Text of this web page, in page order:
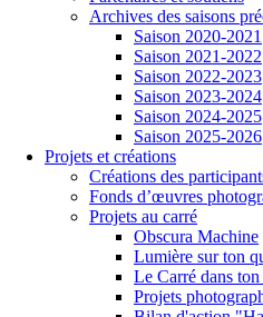
Archives des saisons
Saison 2020-2021
Saison 2021-2022
Saison 2022-2023
Saison 2023-2024
Saison 2024-2025
Saison 2025-2026
Projets et créations
Créations des
Fonds d’œuvres
Projets au carré
Obscura Machine
Lumière sur ton
Le Carré dans ton
Projets